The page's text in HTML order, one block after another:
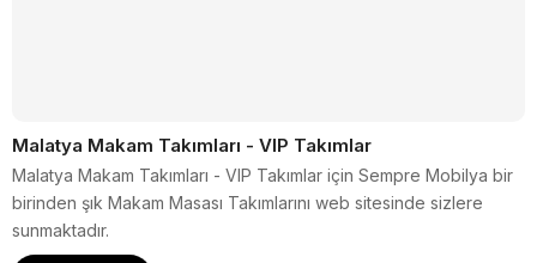
Malatya Makam Takımları - VIP Takımlar
Malatya Makam Takımları - VIP Takımlar için Sempre Mobilya bir
birinden şık Makam Masası Takımlarını web sitesinde sizlere
sunmaktadır.